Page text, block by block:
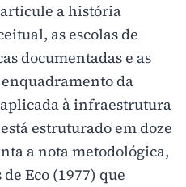
a história
as escolas de
documentadas e as
da
à infraestrutura
estruturado em doze
a nota metodológica,
Eco (1977) que